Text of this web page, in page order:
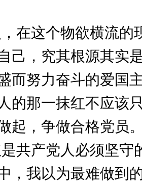
在这个物欲横流的
己，究其根源其实
而努力奋斗的爱国
的那一抹红不应该
起，争做合格党员
共产党人必须坚守
，我以为最难做到